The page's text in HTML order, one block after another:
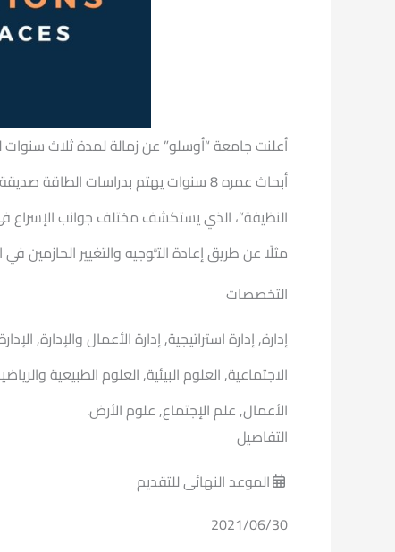
أبحاث عمره 8 سنوات يهتم بدراسات
النظيفة”، الذي يستكشف مختلف جوانب الإسراع
مثلًا عن طريق إعادة التَّوجيه والتغيير الحازمين
التخصصات
إدارة, إدارة استراتيجية, إدارة الأعمال والإدارة,
الاجتماعية, العلوم البيئية, العلوم الطبيعية
الأعمال, علم الإجتماع, علوم الأرض.
التفاصيل
الموعد النهائى للتقديم
2021/06/30